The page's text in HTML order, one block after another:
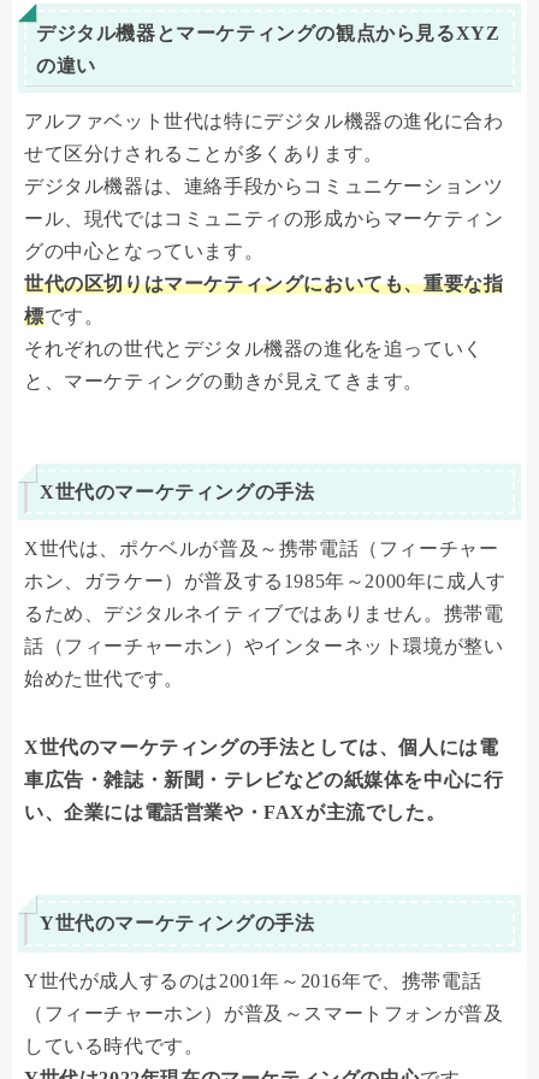
デジタル機器とマーケティングの観点から見るXYZ
の違い
アルファベット世代は特にデジタル機器の進化に合わ
せて区分けされることが多くあります。
デジタル機器は、連絡手段からコミュニケーションツ
ール、現代ではコミュニティの形成からマーケティン
グの中心となっています。
世代の区切りはマーケティングにおいても、重要な指
標です。
それぞれの世代とデジタル機器の進化を追っていく
と、マーケティングの動きが見えてきます。
X世代のマーケティングの手法
X世代は、ポケベルが普及～携帯電話（フィーチャー
ホン、ガラケー）が普及する1985年～2000年に成人す
るため、デジタルネイティブではありません。携帯電
話（フィーチャーホン）やインターネット環境が整い
始めた世代です。
X世代のマーケティングの手法としては、個人には電
車広告・雑誌・新聞・テレビなどの紙媒体を中心に行
い、企業には電話営業や・FAXが主流でした。
Y世代のマーケティングの手法
Y世代が成人するのは2001年～2016年で、携帯電話
（フィーチャーホン）が普及～スマートフォンが普及
している時代です。